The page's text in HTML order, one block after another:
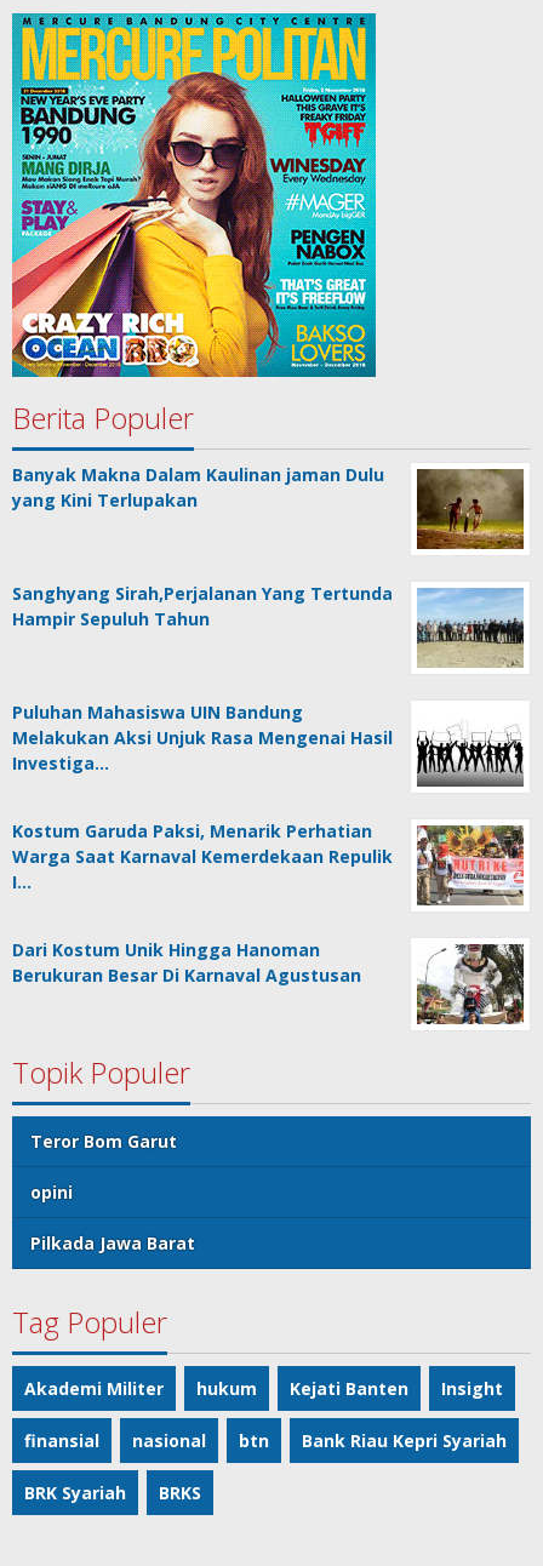
Berita Populer
Banyak Makna Dalam Kaulinan jaman Dulu
yang Kini Terlupakan
Sanghyang Sirah,Perjalanan Yang Tertunda
Hampir Sepuluh Tahun
Puluhan Mahasiswa UIN Bandung
Melakukan Aksi Unjuk Rasa Mengenai Hasil
Investiga…
Kostum Garuda Paksi, Menarik Perhatian
Warga Saat Karnaval Kemerdekaan Repulik
I…
Dari Kostum Unik Hingga Hanoman
Berukuran Besar Di Karnaval Agustusan
Topik Populer
Teror Bom Garut
opini
Pilkada Jawa Barat
Tag Populer
Akademi Militer hukum Kejati Banten Insight
finansial nasional btn Bank Riau Kepri Syariah
BRK Syariah BRKS